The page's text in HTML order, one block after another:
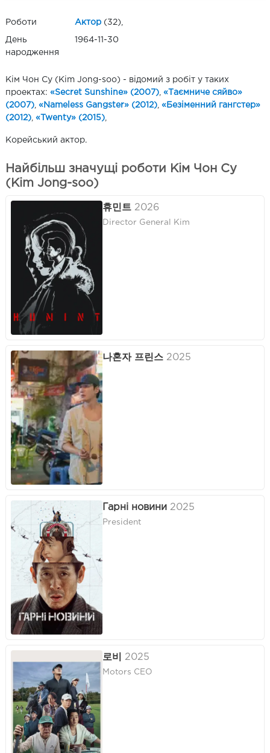
Роботи Актор (32),
День
народження
1964-11-30
Кім Чон Су (Kim Jong-soo) - відомий з робіт у таких
проектах: «Secret Sunshine» (2007) «Таємниче сяйво»
(2007) «Nameless Gangster» (2012) «Безіменний гангстер»
(2012) «Twenty» (2015)
Корейський актор.
Найбільш значущі роботи Кім Чон Су
(Kim Jong-soo)
휴민트 2026
Director General Kim
나혼자 프린스 2025
Гарні новини 2025
President
로비 2025
Motors CEO